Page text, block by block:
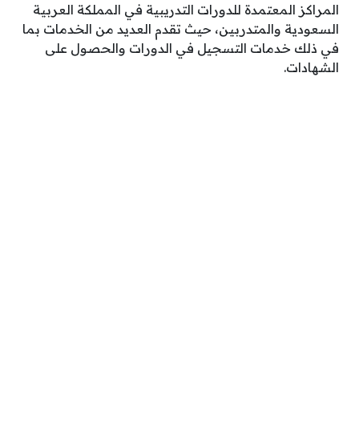
المراكز المعتمدة للدورات التدريبية في المملكة العربية
السعودية والمتدربين، حيث تقدم العديد من الخدمات بما
في ذلك خدمات التسجيل في الدورات والحصول على
الشهادات.